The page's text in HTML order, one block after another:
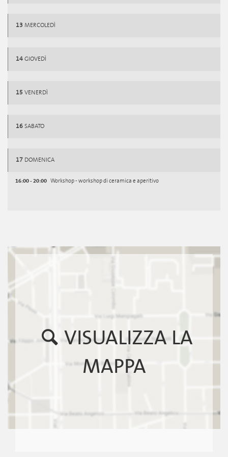
13 MERCOLEDÌ
14 GIOVEDÌ
15 VENERDÌ
16 SABATO
17 DOMENICA
16:00 - 20:00 Workshop - workshop di ceramica e aperitivo
VISUALIZZA LA
MAPPA